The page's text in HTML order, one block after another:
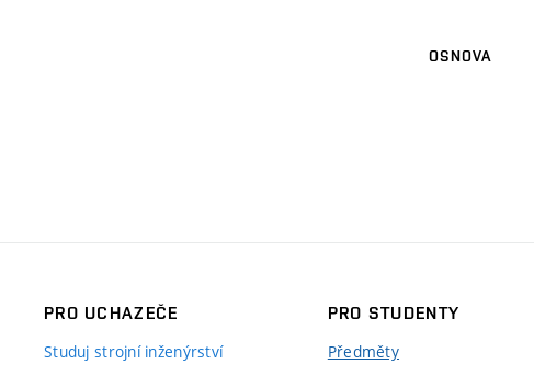
OSNOVA
PRO UCHAZEČE
Studuj strojní inženýrství
PRO STUDENTY
Předměty